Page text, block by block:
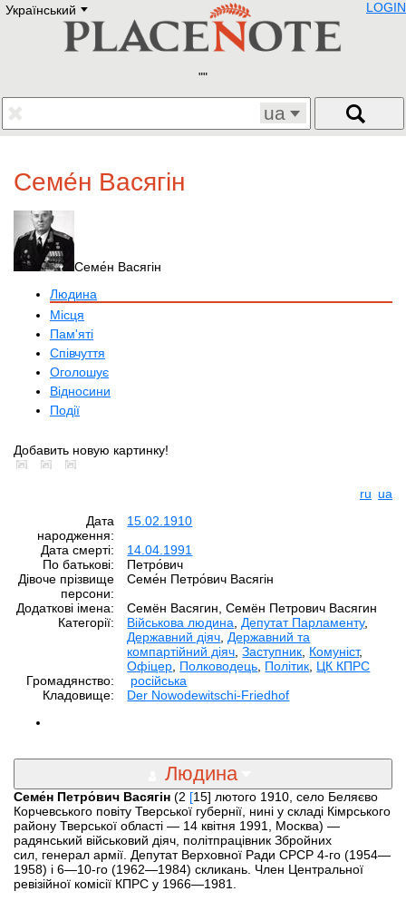
Український E
Deutsch
Francais
Polski
Eestikeelne
LOGIN
ua
Семе́н Васягін
Семе́н Васягін
Людина
Місця
Пам'яті
Співчуття
Оголошує
Відносини
Події
Добавить новую картинку!
ru ua
Дата
народження:
15.02.1910
Дата смерті:
14.04.1991
По батькові:
Петро́вич
Дівоче прізвище
персони:
Семе́н Петро́вич Васягін
Додаткові імена:
Семён Васягин, Семён Петрович Васягин
Категорії:
Військова людина Депутат Парламенту,
Державний діяч Державний та
компартійний діяч ,Заступник Комуніст,
Офіцер Полководець Політик ЦК КПРС
Громадянство:
російська
Кладовище:
Der Nowodewitschi-Friedhof
Людина
Семе́н Петро́вич Васягін (2 [15] лютого 1910, село Беляєво
Корчевського повіту Тверської губернії, нині у складі Кімрського
району Тверської області — 14 квітня 1991, Москва) —
радянський військовий діяч, політпрацівник Збройних
сил, генерал армії. Депутат Верховної Ради СРСР 4-го (1954—
1958) і 6—10-го (1962—1984) скликань. Член Центральної
ревізійної комісії КПРС у 1966—1981.